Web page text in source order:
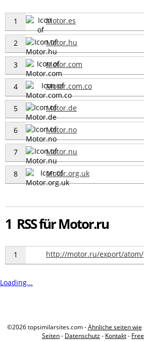
1 Motor.es
2 Motor.hu
3 Motor.com
4 Motor.com.co
5 Motor.de
6 Motor.no
7 Motor.nu
8 Motor.org.uk
1 RSS für Motor.ru
1 http://motor.ru/export/atom/
Loading...
©2026 topsimilarsites.com -Ähnliche seiten wie
Seiten- Datenschutz- Kontakt-